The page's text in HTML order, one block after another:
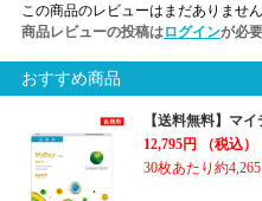
この商品のレビューはまだありません
商品レビューの投稿はログインが必
おすすめ商品
【送料無料】マ
12,795円
（税込）
30枚あたり約4,265